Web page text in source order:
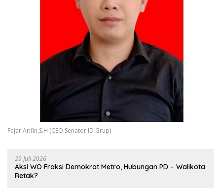
Fajar Arifin,S.H (CEO Senator.ID Grup)
29 Juli 2026
Aksi WO Fraksi Demokrat Metro, Hubungan PD – Walikota
Retak?